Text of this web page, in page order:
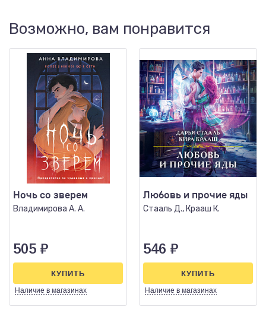
Возможно, вам понравится
Ночь со зверем
Владимирова А. А.
505 ₽
Наличие в магазинах
КУПИТЬ
Любовь и прочие яды
Стааль Д., Крааш К.
546 ₽
Наличие в магазинах
КУПИТЬ